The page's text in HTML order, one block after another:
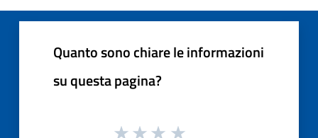
Quanto sono chiare le informazioni
su questa pagina?